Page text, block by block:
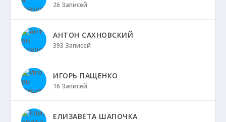
26 Записей
АНТОН САХНОВСКИЙ
393 Записей
ИГОРЬ ПАЩЕНКО
16 Записей
ЕЛИЗАВЕТА ШАПОЧКА